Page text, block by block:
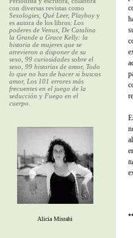
con diversas revistas como
Sexologies, Qué Leer, Playboy y
es autora de los libros: Los
poderes de Venus, De Catalina
la Grande a Grace Kelly: la
historia de mujeres que se
atrevieron a disponer de su
sexo, 99 curiosidades sobre el
sexo, 99 historias de amor, Todo
lo que no has de hacer si buscas
amor, Los 101 errores más
frecuentes en el juego de la
seducción y Fuego en el
cuerpo
Alicia Misrahi